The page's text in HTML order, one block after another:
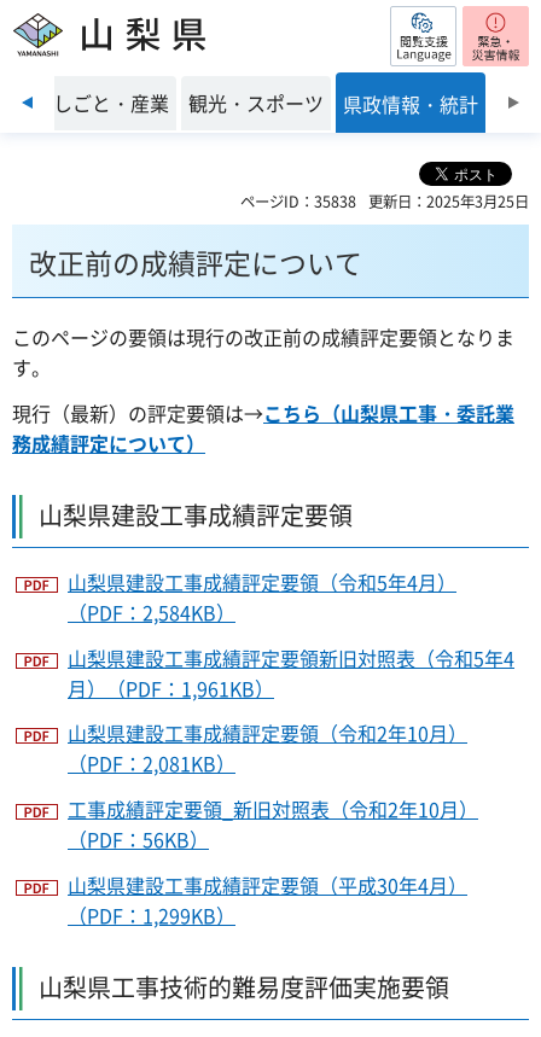
山梨県 閲覧支援
前のスライドを表示
境 しごと・産業 観光・スポーツ 県政情報・統計
ページID：35838 更新日：2025年3月25日
改正前の成績評定について
このページの要領は現行の改正前の成績評定要領となりま
す。
現行（最新）の評定要領は→こちら（山梨県工事・委託業
務成績評定について）
山梨県建設工事成績評定要領
山梨県建設工事成績評定要領（令和5年4月）
（PDF：2,584KB）
山梨県建設工事成績評定要領新旧対照表（令和5年4
月）（PDF：1,961KB）
山梨県建設工事成績評定要領（令和2年10月）
（PDF：2,081KB）
工事成績評定要領_新旧対照表（令和2年10月）
（PDF：56KB）
山梨県建設工事成績評定要領（平成30年4月）
（PDF：1,299KB）
山梨県工事技術的難易度評価実施要領